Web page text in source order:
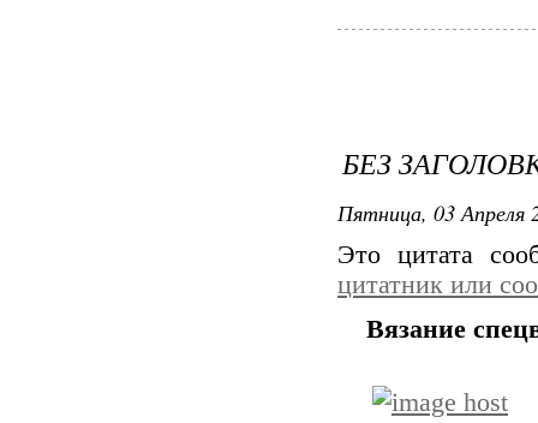
БЕЗ
Пятница, 03 Апреля
Это цитата
цитатник или
Вязание